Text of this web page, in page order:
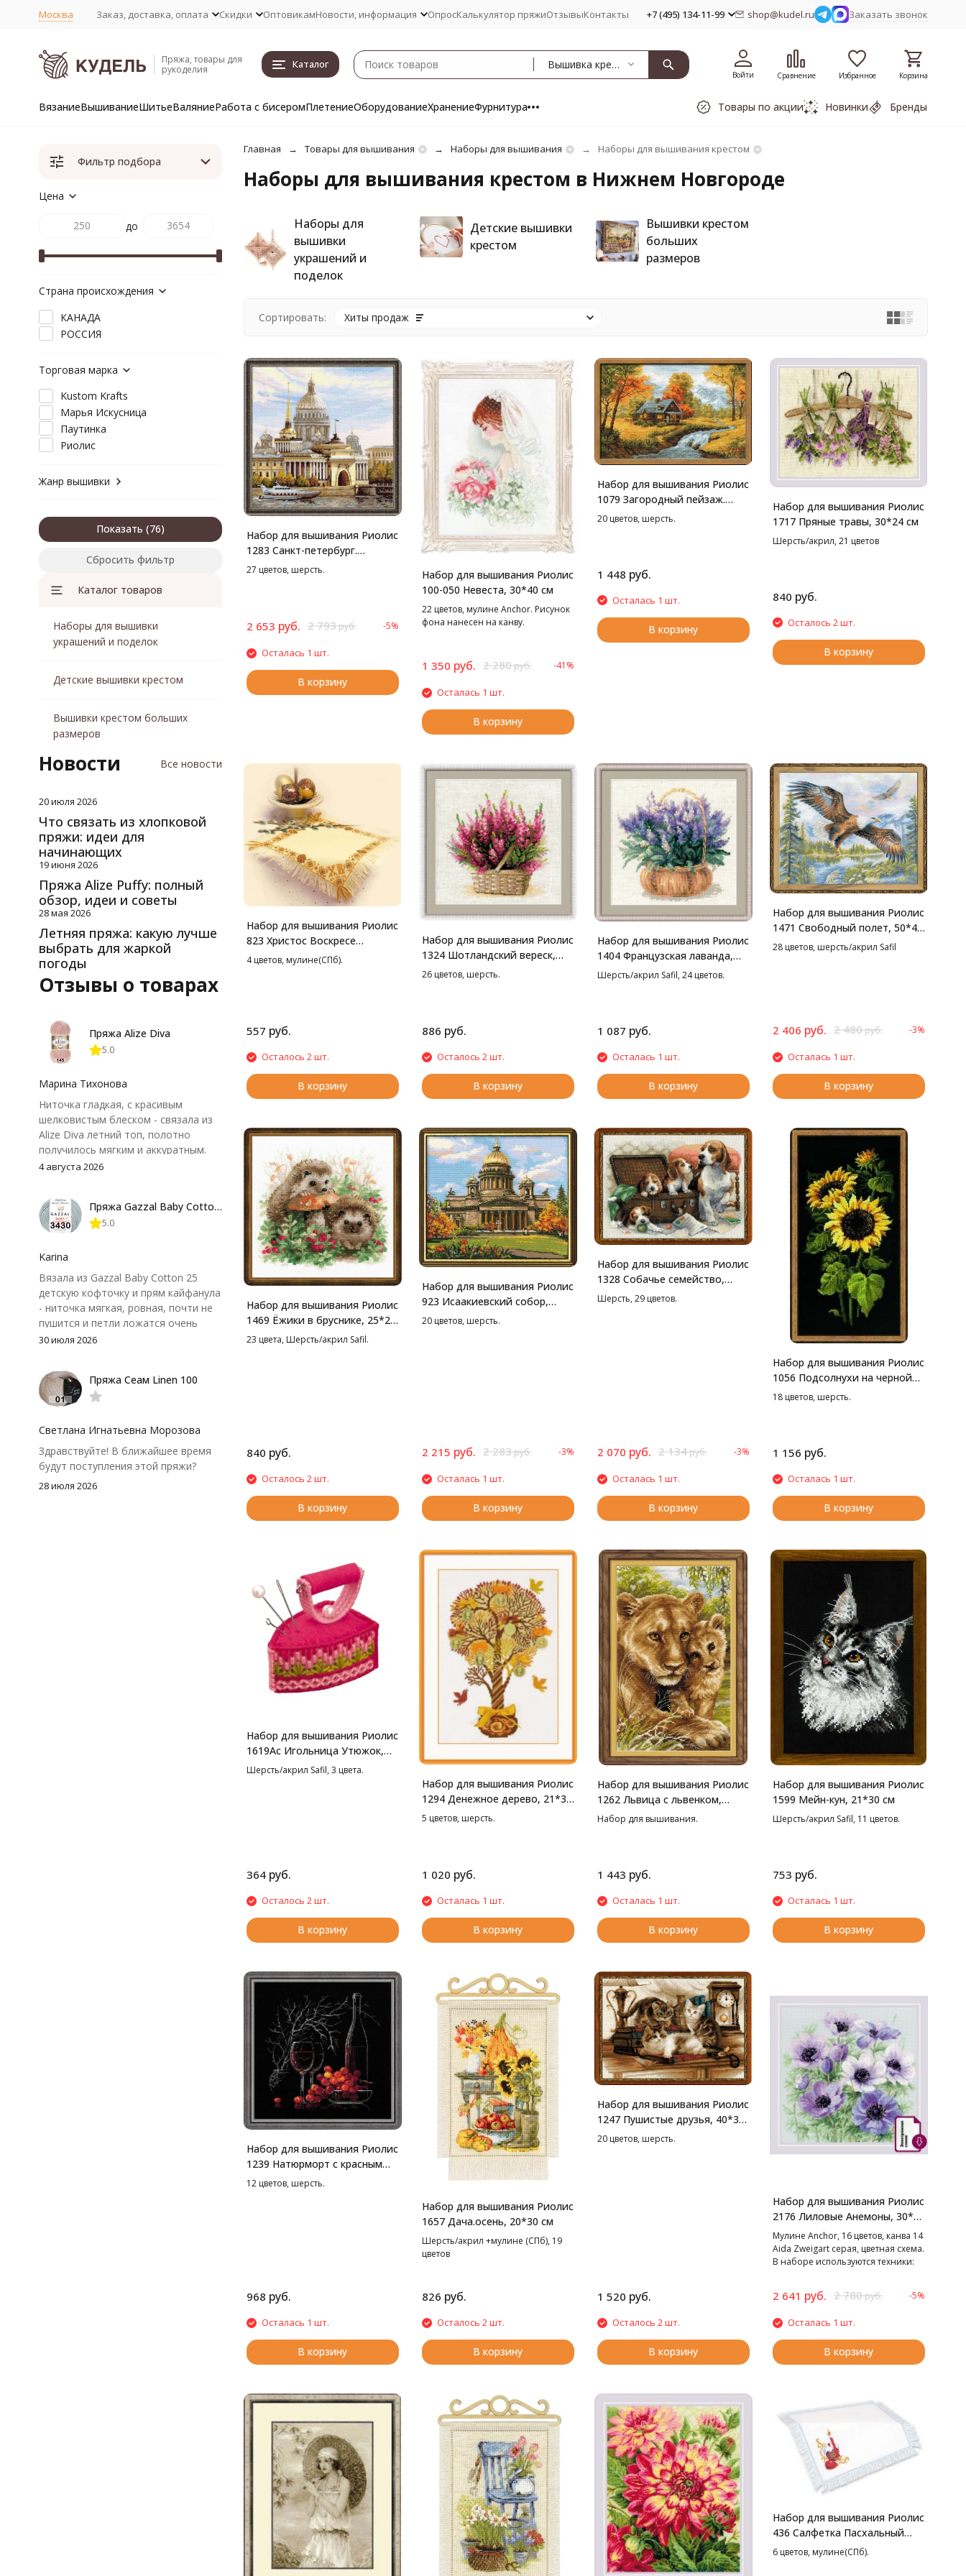
Москва Заказ, доставка, оплата Скидки ОптовикамНовости, информация ОпросКалькулятор пряжиОтзывыКонтакты +7 (495) 134-11-99 shop@kudel.ru Заказать звонок
Пряжа, товары для
рукоделия
Каталог Вышивка крестом
Войти Сравнение Избранное Корзина
ВязаниеВышиваниеШитьеВаляниеРабота с бисеромПлетениеОборудованиеХранениеФурнитура Товары по акции Новинки Бренды
Главная Товары для вышивания Наборы для вышивания Наборы для вышивания крестом
Наборы для вышивания крестом в Нижнем Новгороде
Наборы для
вышивки
украшений и
поделок
Детские вышивки
крестом
Вышивки крестом
больших
размеров
Сортировать: Хиты продаж
Набор для вышивания Риолис
1283 Санкт-петербург.
Адмиралтейская набережная,
27 цветов, шерсть.
2 653 руб. 2 793руб. -5%
Осталась 1 шт.
В корзину
Набор для вышивания Риолис
100-050 Невеста, 30*40 см
22 цветов, мулине Anchor. Рисунок
фона нанесен на канву.
1 350 руб. 2 280руб. -41%
Осталась 1 шт.
В корзину
Набор для вышивания Риолис
1079 Загородный пейзаж.
Осень, 38*26 см
20 цветов, шерсть.
1 448 руб.
Осталась 1 шт.
В корзину
Набор для вышивания Риолис
1717 Пряные травы, 30*24 см
Шерсть/акрил, 21 цветов
840 руб.
Осталось 2 шт.
В корзину
Набор для вышивания Риолис
823 Христос Воскресе
Салфетка, 26*26 см
4 цветов, мулине(СПб).
557 руб.
Осталось 2 шт.
В корзину
Набор для вышивания Риолис
1324 Шотландский вереск,
25*25 см
26 цветов, шерсть.
886 руб.
Осталось 2 шт.
В корзину
Набор для вышивания Риолис
1404 Французская лаванда,
25*25 см
Шерсть/акрил Safil, 24 цветов.
1 087 руб.
Осталась 1 шт.
В корзину
Набор для вышивания Риолис
1471 Свободный полет, 50*40
см
28 цветов, шерсть/акрил Safil
2 406 руб. 2 480руб. -3%
Осталась 1 шт.
В корзину
Набор для вышивания Риолис
1469 Ёжики в бруснике, 25*25
см
23 цвета, Шерсть/акрил Safil.
840 руб.
Осталось 2 шт.
В корзину
Набор для вышивания Риолис
923 Исаакиевский собор,
46*40 см
20 цветов, шерсть.
2 215 руб. 2 283руб. -3%
Осталась 1 шт.
В корзину
Набор для вышивания Риолис
1328 Собачье семейство,
40*30 см
Шерсть, 29 цветов.
2 070 руб. 2 134руб. -3%
Осталась 1 шт.
В корзину
Набор для вышивания Риолис
1056 Подсолнухи на черной
канве, 25*50 см
18 цветов, шерсть.
1 156 руб.
Осталась 1 шт.
В корзину
Набор для вышивания Риолис
1619Ас Игольница Утюжок,
5,5*3,5*5 см
Шерсть/акрил Safil, 3 цвета.
364 руб.
Осталось 2 шт.
В корзину
Набор для вышивания Риолис
1294 Денежное дерево, 21*30
см
5 цветов, шерсть.
1 020 руб.
Осталась 1 шт.
В корзину
Набор для вышивания Риолис
1262 Львица с львенком,
22*38 см
Набор для вышивания.
1 443 руб.
Осталась 1 шт.
В корзину
Набор для вышивания Риолис
1599 Мейн-кун, 21*30 см
Шерсть/акрил Safil, 11 цветов.
753 руб.
Осталась 1 шт.
В корзину
Набор для вышивания Риолис
1239 Натюрморт с красным
вином, 30*30 см
12 цветов, шерсть.
968 руб.
Осталась 1 шт.
В корзину
Набор для вышивания Риолис
1657 Дача.осень, 20*30 см
Шерсть/акрил +мулине (СПб), 19
цветов
826 руб.
Осталось 2 шт.
В корзину
Набор для вышивания Риолис
1247 Пушистые друзья, 40*30
см
20 цветов, шерсть.
1 520 руб.
Осталось 2 шт.
В корзину
Набор для вышивания Риолис
2176 Лиловые Анемоны, 30*30
см
Мулине Anchor, 16 цветов, канва 14
Aida Zweigart серая, цветная схема.
В наборе используются техники:
2 641 руб. 2 780руб. -5%
Осталась 1 шт.
В корзину
Набор для вышивания Риолис
436 Салфетка Пасхальный
набор, 27*27 см
6 цветов, мулине(СПб).
Фильтр подбора
Цена
до
Страна происхождения
КАНАДА
РОССИЯ
Торговая марка
Kustom Krafts
Марья Искусница
Паутинка
Риолис
Жанр вышивки
Показать
Сбросить фильтр
Каталог товаров
Наборы для вышивки
украшений и поделок
Детские вышивки крестом
Вышивки крестом больших
размеров
Новости Все новости
20 июля 2026
Что связать из хлопковой
пряжи: идеи для
начинающих
19 июня 2026
Пряжа Alize Puffy: полный
обзор, идеи и советы
28 мая 2026
Летняя пряжа: какую лучше
выбрать для жаркой
погоды
Отзывы о товарах
Пряжа Alize Diva
5.0
Марина Тихонова
Ниточка гладкая, с красивым
шелковистым блеском - связала из
Alize Diva летний топ, полотно
получилось мягким и аккуратным.
Петли хорошо видны, вяжется
нюанс - пряжа немного скользит и
иногда расслаивается, пришлось
крючок поудобнее.
4 августа 2026
Пряжа Gazzal Baby Cotton 25
5.0
Karina
Вязала из Gazzal Baby Cotton 25
детскую кофточку и прям кайфанула
- ниточка мягкая, ровная, почти не
пушится и петли ложатся очень
аккуратно. После стирки полотно
потеряло, цвет тоже не стал
тусклее. Единственный нюанс -
моточки маленькие, расход лучше
чуть-чуть не хватило))
30 июля 2026
Пряжа Сеам Linen 100
Светлана Игнатьевна Морозова
Здравствуйте! В ближайшее время
будут поступления этой пряжи?
28 июля 2026